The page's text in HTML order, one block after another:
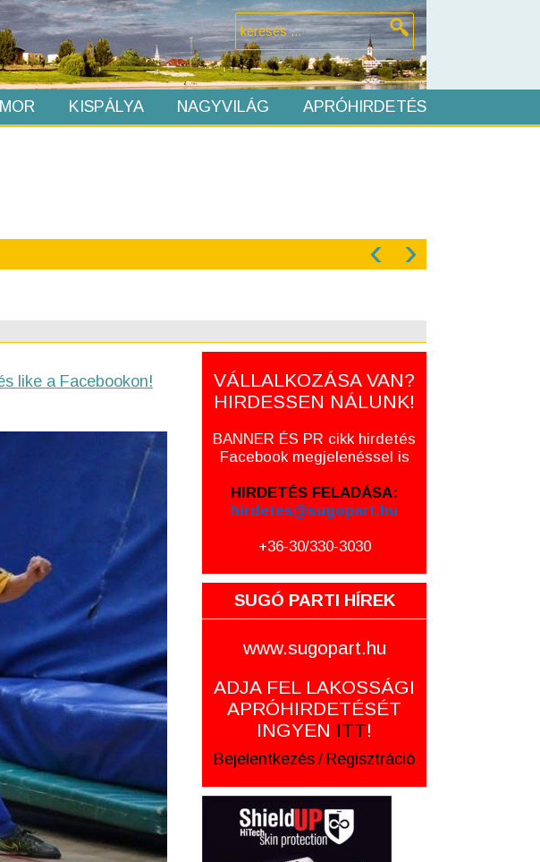
KISPÁLYA NAGYVILÁG APRÓHIRDETÉS
‹ ›
like a Facebookon!
VÁLLALKOZÁSA VAN?
HIRDESSEN NÁLUNK!
BANNER ÉS PR cikk hirdetés
Facebook megjelenéssel is
HIRDETÉS FELADÁSA:
hirdetes@sugopart.hu
+36-30/330-3030
SUGÓ PARTI HÍREK
www.sugopart.hu
ADJA FEL LAKOSSÁGI
APRÓHIRDETÉSÉT
INGYEN ITT!
Bejelentkezés / Regisztráció